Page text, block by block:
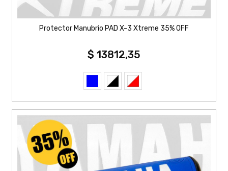
Protector Manubrio PAD X-3 Xtreme 35% OFF
$ 13812,35